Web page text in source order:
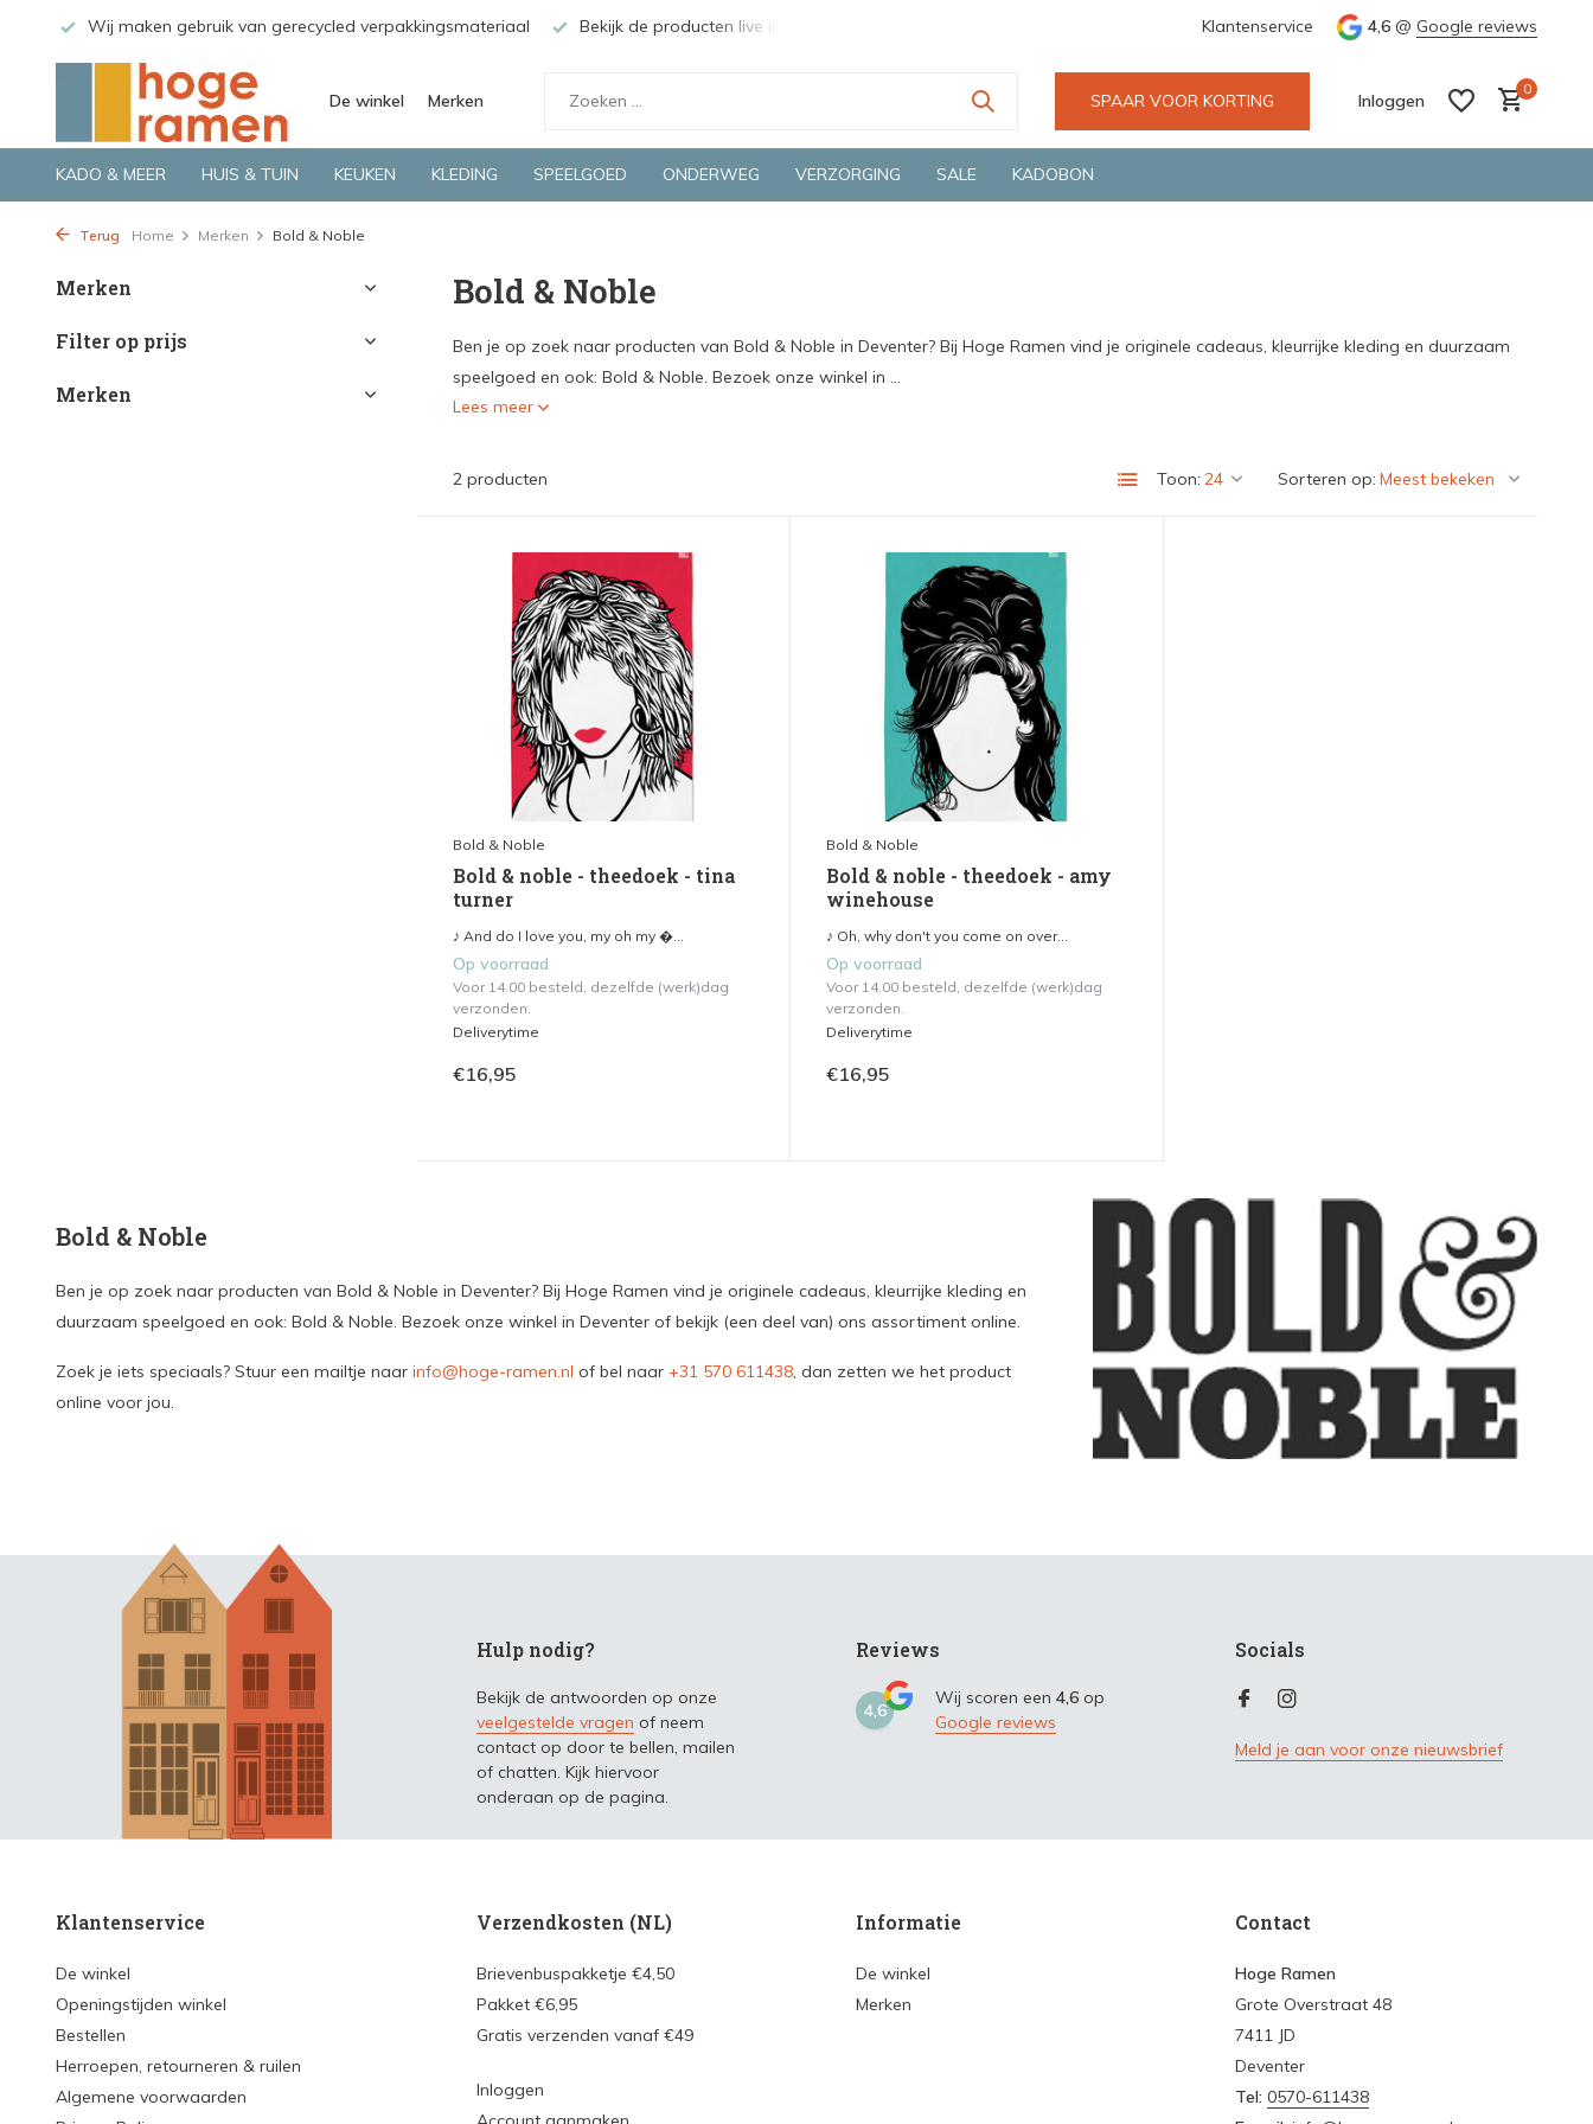
Wij maken gebruik van gerecycled verpakkingsmateriaal Bekijk de producten live in onze winkel in Deventer Groene en snelle bezorging door o.a. Fietskoerier en GLS. Wij
Klantenservice 4,6 @ Google reviews
De winkel Merken SPAAR VOOR KORTING Inloggen
0
KADO & MEER HUIS & TUIN KEUKEN KLEDING SPEELGOED ONDERWEG VERZORGING SALE KADOBON
Terug Home Merken Bold & Noble
Merken
Filter op prijs
Merken
Bold & Noble
Ben je op zoek naar producten van Bold & Noble in Deventer? Bij Hoge Ramen vind je originele cadeaus, kleurrijke kleding en duurzaam
speelgoed en ook: Bold & Noble. Bezoek onze winkel in ...
Lees meer
2 producten Toon: Sorteren op:
Bold & Noble
Bold & noble - theedoek - tina
turner
♪ And do I love you, my oh my �...
Op voorraad
Voor 14.00 besteld, dezelfde (werk)dag
verzonden.
Deliverytime
€16,95
Bold & Noble
Bold & noble - theedoek - amy
winehouse
♪ Oh, why don't you come on over...
Op voorraad
Voor 14.00 besteld, dezelfde (werk)dag
verzonden.
Deliverytime
€16,95
Bold & Noble
Ben je op zoek naar producten van Bold & Noble in Deventer? Bij Hoge Ramen vind je originele cadeaus, kleurrijke kleding en
duurzaam speelgoed en ook: Bold & Noble. Bezoek onze winkel in Deventer of bekijk (een deel van) ons assortiment online.
Zoek je iets speciaals? Stuur een mailtje naar info@hoge-ramen.nl of bel naar +31 570 611438, dan zetten we het product
online voor jou.
Hulp nodig?
Bekijk de antwoorden op onze
veelgestelde vragen of neem
contact op door te bellen, mailen
of chatten. Kijk hiervoor
onderaan op de pagina.
Reviews
4,6
Wij scoren een 4,6 op
Google reviews
Socials
Meld je aan voor onze nieuwsbrief
Klantenservice
De winkel
Openingstijden winkel
Bestellen
Herroepen, retourneren & ruilen
Algemene voorwaarden
Verzendkosten (NL)
Brievenbuspakketje €4,50
Pakket €6,95
Gratis verzenden vanaf €49
Inloggen
Informatie
De winkel
Merken
Contact
Hoge Ramen
Grote Overstraat 48
7411 JD
Deventer
Tel: 0570-611438